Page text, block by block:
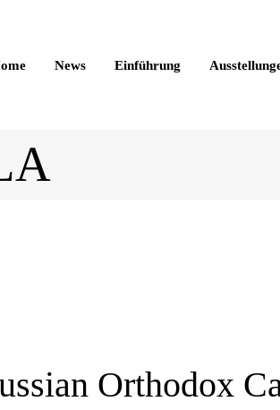
News Einführung
Orthodox